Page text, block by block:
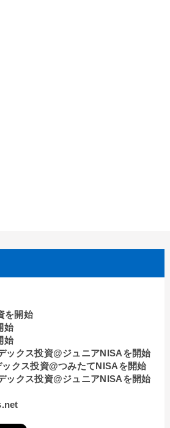
を開始
始
始
ックス投資@ジュニアNISAを開始
クス投資@つみたてNISAを開始
ックス投資@ジュニアNISAを開始